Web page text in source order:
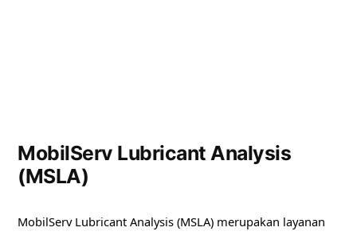
MobilServ Lubricant Analysis
(MSLA)
MobilServ Lubricant Analysis (MSLA) merupakan layanan